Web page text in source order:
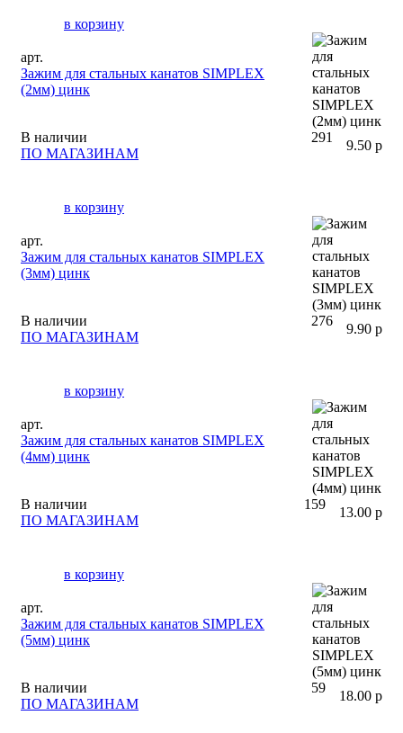
в корзину
арт.
Зажим для стальных канатов SIMPLEX
(2мм) цинк
В наличии
291
ПО МАГАЗИНАМ
9.50 р
в корзину
арт.
Зажим для стальных канатов SIMPLEX
(3мм) цинк
В наличии
276
ПО МАГАЗИНАМ
9.90 р
в корзину
арт.
Зажим для стальных канатов SIMPLEX
(4мм) цинк
В наличии
159
ПО МАГАЗИНАМ
13.00 р
в корзину
арт.
Зажим для стальных канатов SIMPLEX
(5мм) цинк
В наличии
59
ПО МАГАЗИНАМ
18.00 р